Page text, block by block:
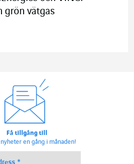
grön vätgas
Få tillgång till
nyheter en gång i månaden!